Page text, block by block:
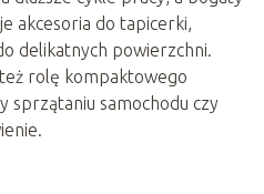
akcesoria do tapicerki,
delikatnych powierzchni.
też rolę kompaktowego
sprzątaniu samochodu czy